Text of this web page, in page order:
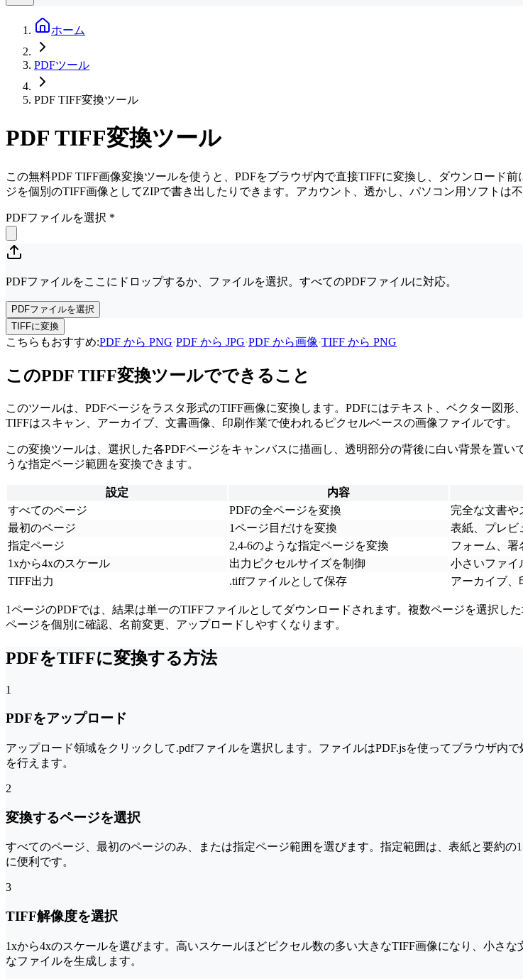
ホーム
PDFツール
PDF TIFF変換ツール
PDF TIFF変換ツール
この無料PDF TIFF画像変換ツールを使うと、PDFをブラウザ内で直接TIFFに変換し、ダウンロード
ジを個別のTIFF画像としてZIPで書き出したりできます。アカウント、透かし、パソコン用ソフトは不
PDFファイルを選択 *
PDFファイルをここにドロップするか、ファイルを選択。すべてのPDFファイルに対応。
PDFファイルを選択
TIFFに変換
こちらもおすすめ:PDF から PNG·PDF から JPG·PDF から画像·TIFF から PNG
このPDF TIFF変換ツールでできること
このツールは、PDFページをラスタ形式のTIFF画像に変換します。PDFにはテキスト、ベクター図
TIFFはスキャン、アーカイブ、文書画像、印刷作業で使われるピクセルベースの画像ファイルです。
この変換ツールは、選択した各PDFページをキャンバスに描画し、透明部分の背後に白い背景を置
うな指定ページ範囲を変換できます。
設定 内容
すべてのページ
PDFの全ページを変換
完全な文書や
最初のページ
1ページ目だけを変換
表紙、プレビ
指定ページ
2,4-6のような指定ページを変換
フォーム、署
1xから4xのスケール
出力ピクセルサイズを制御
小さいファイ
TIFF出力
.tiffファイルとして保存 アーカイブ、
1ページのPDFでは、結果は単一のTIFFファイルとしてダウンロードされます。複数ページを選択し
ページを個別に確認、名前変更、アップロードしやすくなります。
PDFをTIFFに変換する方法
1
PDFをアップロード
アップロード領域をクリックして.pdfファイルを選択します。ファイルはPDF.jsを使ってブラウザ内
を行えます。
2
変換するページを選択
すべてのページ、最初のページのみ、または指定ページ範囲を選びます。指定範囲は、表紙と要約
に便利です。
3
TIFF解像度を選択
1xから4xのスケールを選びます。高いスケールほどピクセル数の多い大きなTIFF画像になり、小さ
なファイルを生成します。